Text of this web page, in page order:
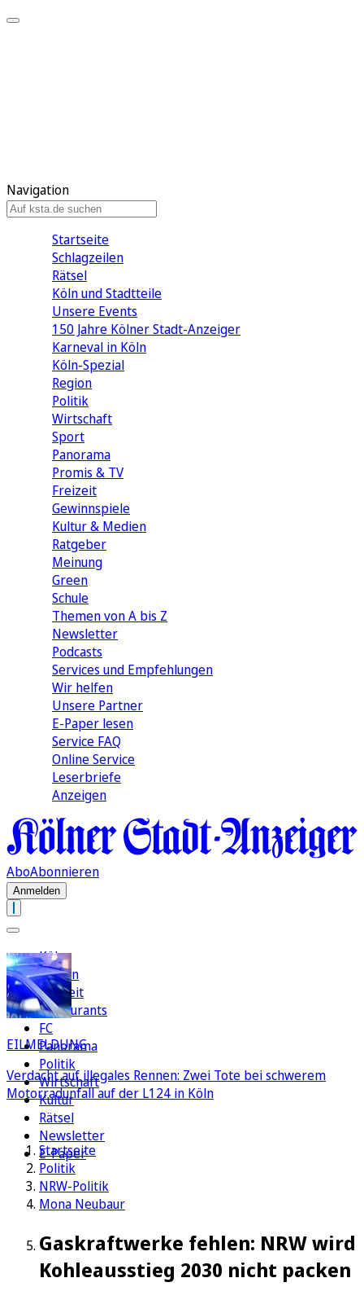
Navigation
Startseite
Schlagzeilen
Rätsel
Köln und Stadtteile
Unsere Events
150 Jahre Kölner Stadt-Anzeiger
Karneval in Köln
Köln-Spezial
Region
Politik
Wirtschaft
Sport
Panorama
Promis & TV
Freizeit
Gewinnspiele
Kultur & Medien
Ratgeber
Meinung
Green
Schule
Themen von A bis Z
Newsletter
Podcasts
Services und Empfehlungen
Wir helfen
Unsere Partner
E-Paper lesen
Service FAQ
Online Service
Leserbriefe
Anzeigen
AboAbonnieren
Anmelden
Köln
Region
Freizeit
Restaurants
FC
Panorama
Politik
Wirtschaft
Kultur
Rätsel
Newsletter
E-Paper
EILMELDUNG
Verdacht auf illegales Rennen: Zwei Tote bei schwerem
Motorradunfall auf der L124 in Köln
Startseite
Politik
NRW-Politik
Mona Neubaur
Gaskraftwerke fehlen: NRW wird
Kohleausstieg 2030 nicht packen